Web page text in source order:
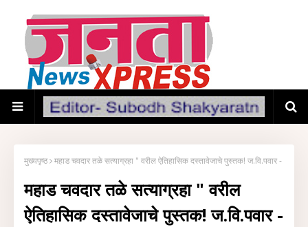
मुख्यपृष्ठ महाड चवदार तळे सत्याग्रहा " वरील ऐतिहासिक दस्तावेजाचे पुस्तक! ज.वि.पवार -
महाड चवदार तळे सत्याग्रहा " वरील
ऐतिहासिक दस्तावेजाचे पुस्तक! ज.वि.पवार -